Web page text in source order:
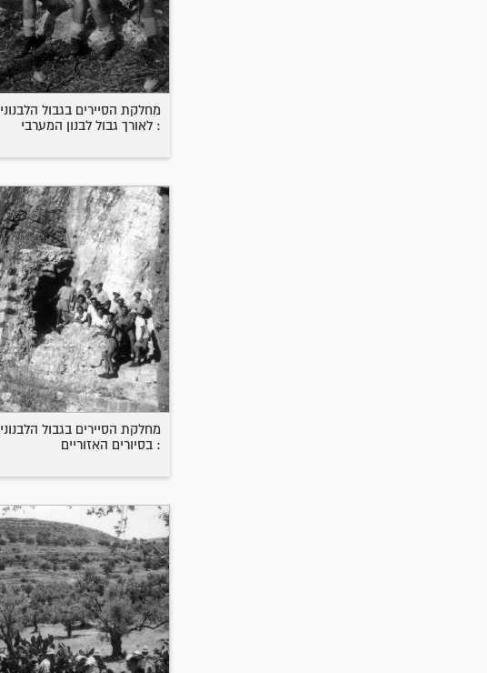
מחלקת הסיירים בגבול הלבנוני
: לאורך גבול לבנון המערבי
מחלקת הסיירים בגבול הלבנוני
: בסיורים האזוריים